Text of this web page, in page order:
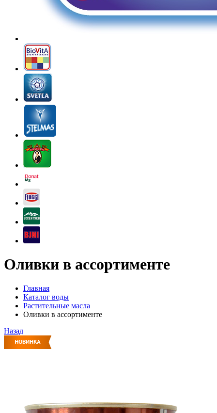
Оливки в ассортименте
Главная
Каталог воды
Растительные масла
Оливки в ассортименте
Назад